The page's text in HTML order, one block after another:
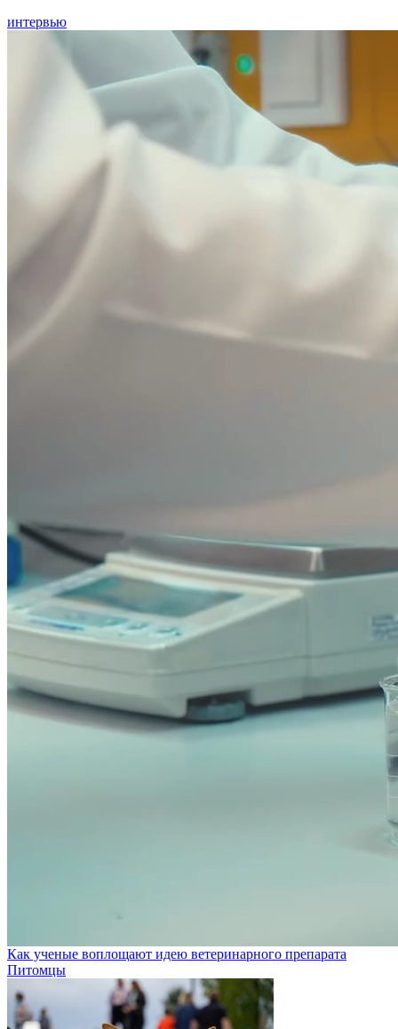
интервью
Как ученые воплощают идею ветеринарного препарата
Питомцы